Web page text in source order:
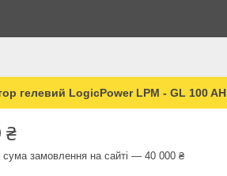
гелевий LogicPower LPM - GL 100 AH
₴
сума замовлення на сайті — 40 000 ₴